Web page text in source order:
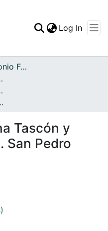
Log In
Archivo del Patrimonio Fotográfico y Fílmico del Valle del Cauca
Cauca
Cauca
San Pedro
Tascón y
San Pedro